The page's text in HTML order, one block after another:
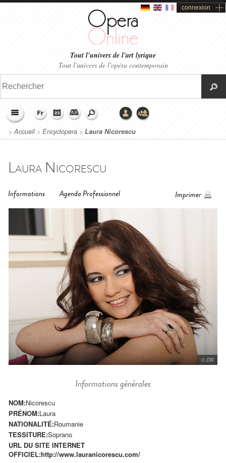
connexion
Tout l'univers de l'art lyrique
Tout l'univers de l'opéra contemporain
>Accueil> Encyclopera > Laura Nicorescu
Laura Nicorescu
Informations Agenda Professionnel Imprimer
© DR
Informations générales
NOM:Nicorescu
PRÉNOM:Laura
NATIONALITÉ:Roumanie
TESSITURE:Soprano
URL DU SITE INTERNET
OFFICIEL:http://www.lauranicorescu.com/